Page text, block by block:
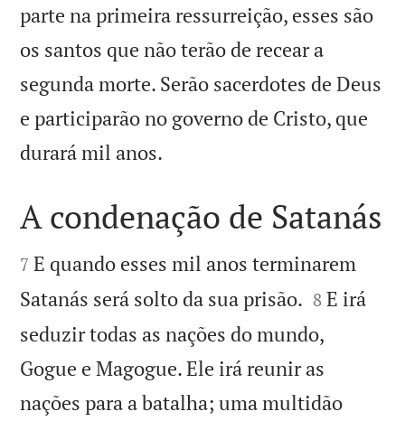
parte na primeira ressurreição, esses são
os santos que não terão de recear a
segunda morte. Serão sacerdotes de Deus
e participarão no governo de Cristo, que
durará mil anos.

A condenação de Satanás

7 E quando esses mil anos terminarem
Satanás será solto da sua prisão. 

8 E irá
seduzir todas as nações do mundo,
Gogue e Magogue. Ele irá reunir as
nações para a batalha; uma multidão